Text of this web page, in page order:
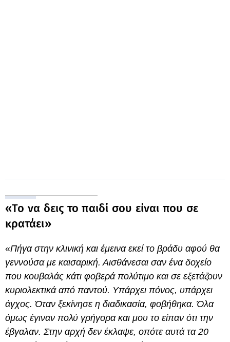
«Το να δεις το παιδί σου είναι που σε
κρατάει»
«Πήγα στην κλινική και έμεινα εκεί το βράδυ αφού θα
γεννούσα με καισαρική. Αισθάνεσαι σαν ένα δοχείο
που κουβαλάς κάτι φοβερά πολύτιμο και σε εξετάζουν
κυριολεκτικά από παντού. Υπάρχει πόνος, υπάρχει
άγχος. Όταν ξεκίνησε η διαδικασία, φοβήθηκα. Όλα
όμως έγιναν πολύ γρήγορα και μου το είπαν ότι την
έβγαλαν. Στην αρχή δεν έκλαψε, οπότε αυτά τα 20